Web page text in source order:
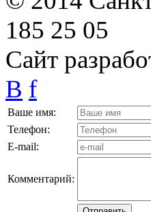
185 25 05
Сайт
B f
Ваше имя:
Телефон:
E-mail:
Комментарий: